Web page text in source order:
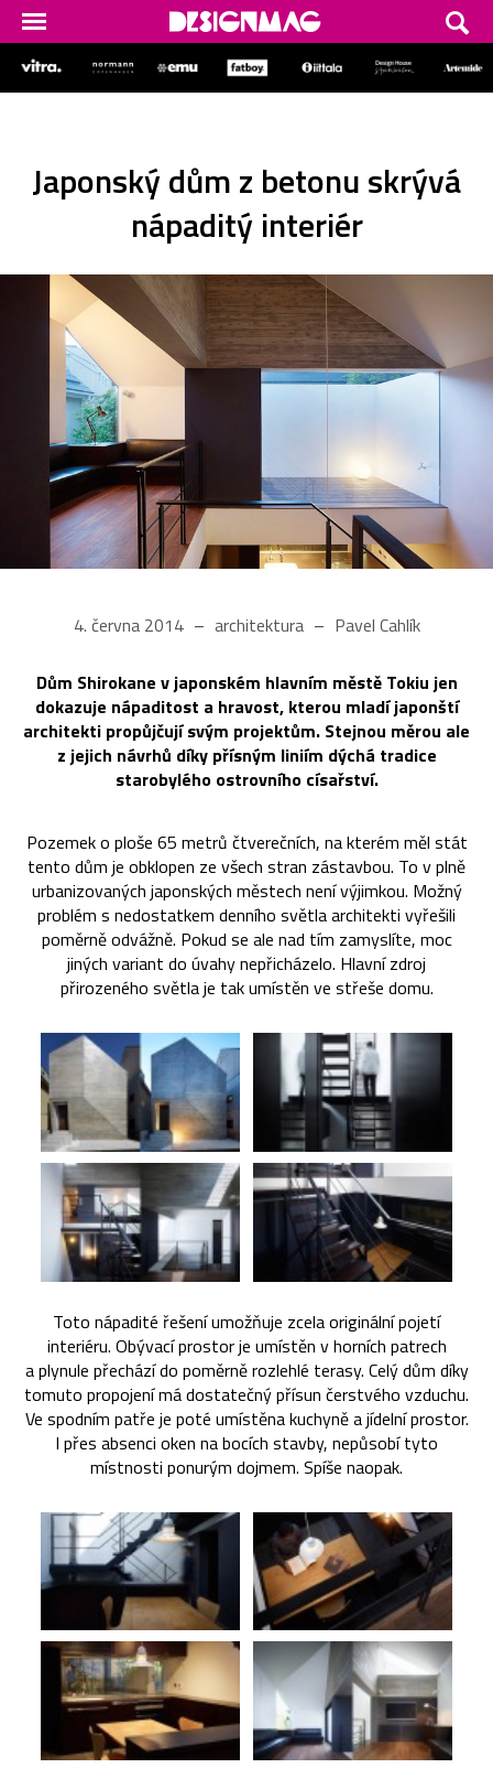
Japonský dům z betonu skrývá
nápaditý interiér
4. června 2014 architektura Pavel Cahlík
Dům Shirokane v japonském hlavním městě Tokiu jen
dokazuje nápaditost a hravost, kterou mladí japonští
architekti propůjčují svým projektům. Stejnou měrou ale
z jejich návrhů díky přísným liniím dýchá tradice
starobylého ostrovního císařství.
Pozemek o ploše 65 metrů čtverečních, na kterém měl stát
tento dům je obklopen ze všech stran zástavbou. To v plně
urbanizovaných japonských městech není výjimkou. Možný
problém s nedostatkem denního světla architekti vyřešili
poměrně odvážně. Pokud se ale nad tím zamyslíte, moc
jiných variant do úvahy nepřicházelo. Hlavní zdroj
přirozeného světla je tak umístěn ve střeše domu.
Toto nápadité řešení umožňuje zcela originální pojetí
interiéru. Obývací prostor je umístěn v horních patrech
a plynule přechází do poměrně rozlehlé terasy. Celý dům díky
tomuto propojení má dostatečný přísun čerstvého vzduchu.
Ve spodním patře je poté umístěna kuchyně a jídelní prostor.
I přes absenci oken na bocích stavby, nepůsobí tyto
místnosti ponurým dojmem. Spíše naopak.